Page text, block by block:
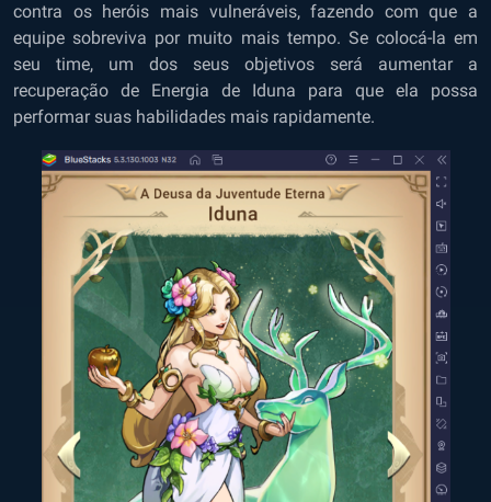
contra os heróis mais vulneráveis, fazendo com que a
equipe sobreviva por muito mais tempo. Se colocá-la em
seu time, um dos seus objetivos será aumentar a
recuperação de Energia de Iduna para que ela possa
performar suas habilidades mais rapidamente.